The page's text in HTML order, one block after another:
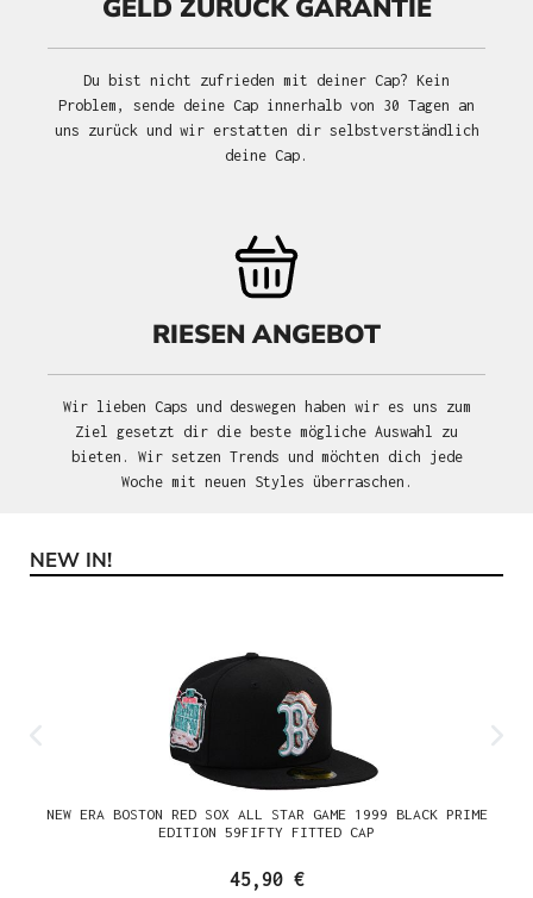
GELD ZURÜCK GARANTIE
Du bist nicht zufrieden mit deiner Cap? Kein
Problem, sende deine Cap innerhalb von 30 Tagen an
uns zurück und wir erstatten dir selbstverständlich
deine Cap.
RIESEN ANGEBOT
Wir lieben Caps und deswegen haben wir es uns zum
Ziel gesetzt dir die beste mögliche Auswahl zu
bieten. Wir setzen Trends und möchten dich jede
Woche mit neuen Styles überraschen.
Produktgalerie überspringen
NEW IN!
NEW ERA BOSTON RED SOX ALL STAR GAME 1999 BLACK PRIME
EDITION 59FIFTY FITTED CAP
45,90 €